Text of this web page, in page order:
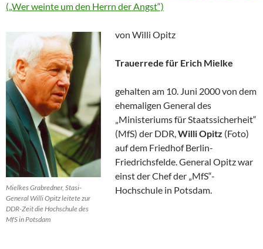
(„Wer weinte um den Herrn der Angst“)
Mielkes Grabredner, Stasi-
General Willi Opitz leitete zur
DDR-Zeit die Hochschule des
MfS in Potsdam
von Willi Opitz
Trauerrede für Erich Mielke
gehalten am 10. Juni 2000 von dem
ehemaligen General des
„Ministeriums für Staatssicherheit“
(MfS) der DDR,Willi Opitz (Foto)
auf dem Friedhof Berlin-
Friedrichsfelde. General Opitz war
einst der Chef der „MfS“-
Hochschule in Potsdam.